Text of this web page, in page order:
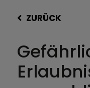
ZURÜCK